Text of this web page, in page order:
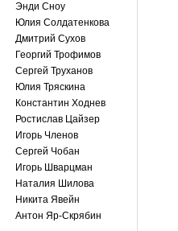
Энди Сноу
Юлия Солдатенкова
Дмитрий Сухов
Георгий Трофимов
Сергей Труханов
Юлия Тряскина
Константин Ходнев
Ростислав Цайзер
Игорь Членов
Сергей Чобан
Игорь Шварцман
Наталия Шилова
Никита Явейн
Антон Яр-Скрябин